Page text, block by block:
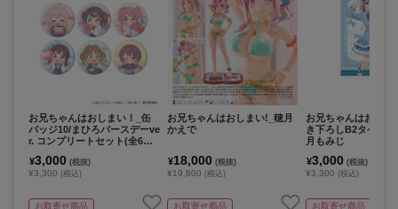
お兄ちゃんはおしまい！_缶
バッジ10/まひろバースデーve
r. コンプリートセット(全6種)
プリートセット/6個入り】
¥3,000 (税抜)
¥3,300 (税込)
お取寄せ商品
お兄ちゃんはおしまい!_穂月
かえで
¥18,000 (税抜)
¥19,800 (税込)
お取寄せ商品
お兄ちゃんはおしま
き下ろしB2タペス
月もみじ
¥3,000 (税抜)
¥3,300 (税込)
お取寄せ商品